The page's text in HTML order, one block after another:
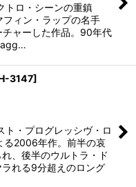
トロ・シーンの重鎮
ィン・ラップの名手
ャーした作品。90年代
3147]
ト・プログレッシヴ・ロ
る2006年作。前半の哀
、後半のウルトラ・ド
れる9分超えのロング